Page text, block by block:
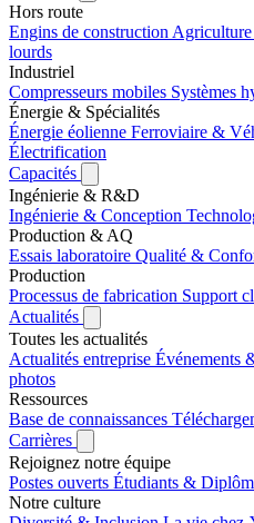
Hors route
Engins de construction
lourds
Industriel
Compresseurs mobiles Systèmes
Énergie & Spécialités
Énergie éolienne Ferroviaire &
Électrification
Capacités
Ingénierie & R&D
Ingénierie & Conception
Production & AQ
Essais laboratoire Qualité &
Production
Processus de fabrication Support
Actualités
Toutes les actualités
Actualités entreprise Événements
photos
Ressources
Base de connaissances
Carrières
Rejoignez notre équipe
Postes ouverts Étudiants &
Notre culture